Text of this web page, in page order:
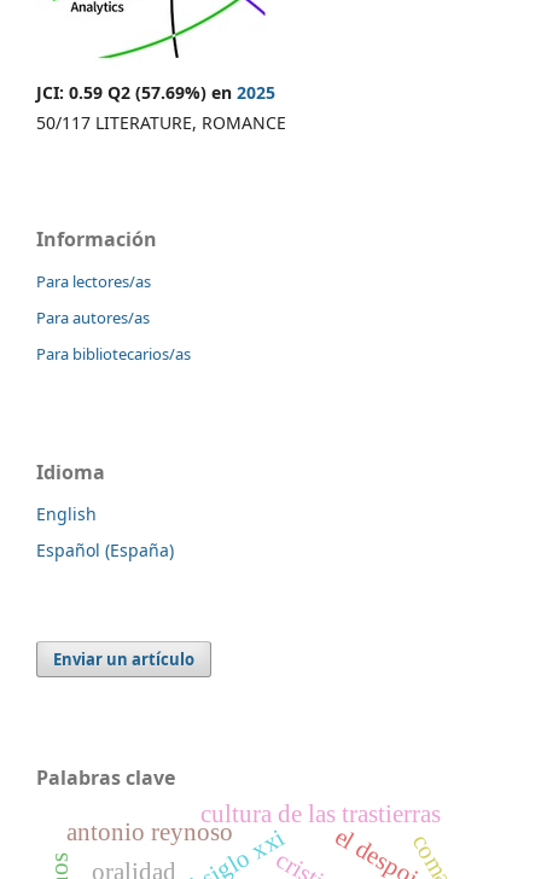
JCI: 0.59 Q2 (57.69%) en 2025
50/117 LITERATURE, ROMANCE
Información
Para lectores/as
Para autores/as
Para bibliotecarios/as
Idioma
English
Español (España)
Enviar un artículo
Palabras clave
cultura de las trastierras
oralidad
antonio reynoso el despojo